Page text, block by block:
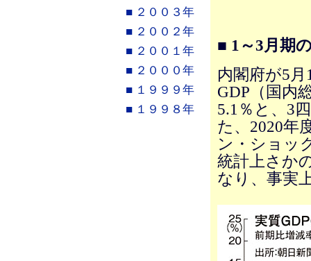
■ ２００３年
■ ２００２年
■ ２００１年
■ ２０００年
■ １９９９年
■ １９９８年
■ 1～3月期
内閣府が5
GDP（国内
5.1％と、3
た、2020年
ン・ショッ
統計上さか
なり、事実